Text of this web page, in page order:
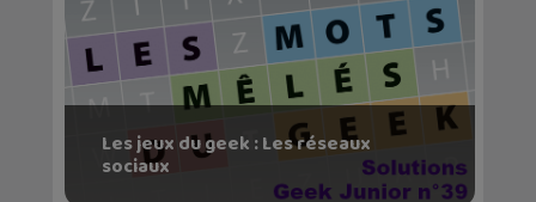
Les jeux du geek : Les réseaux
sociaux